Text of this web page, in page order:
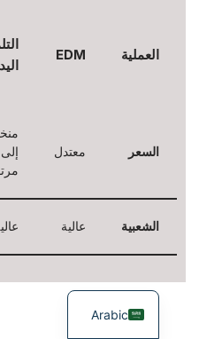
العملية EDM
السعر معتدل
إلى
الشعبية عالية
Arabic